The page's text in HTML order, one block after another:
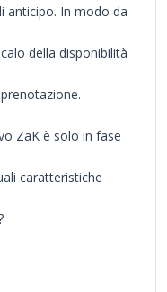
anticipo. In modo da
della disponibilità
ZaK è solo in fase
caratteristiche